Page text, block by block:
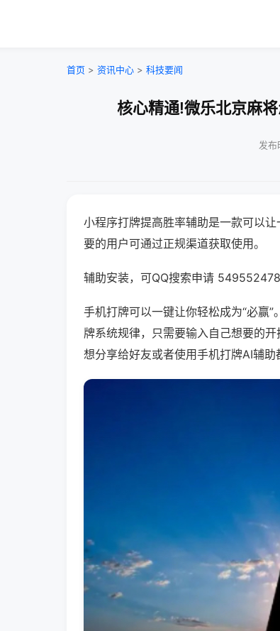
首页 > 资讯中心 > 科技要闻
核心精通!微乐北京麻
发
小程序打牌提高胜率辅助是一款可以
要的用户可通过正规渠道获取使用。
辅助安装，可QQ搜索申请
手机打牌可以一键让你轻松成为“必赢
牌系统规律，只需要输入自己想要的
想分享给好友或者使用手机打牌AI辅助